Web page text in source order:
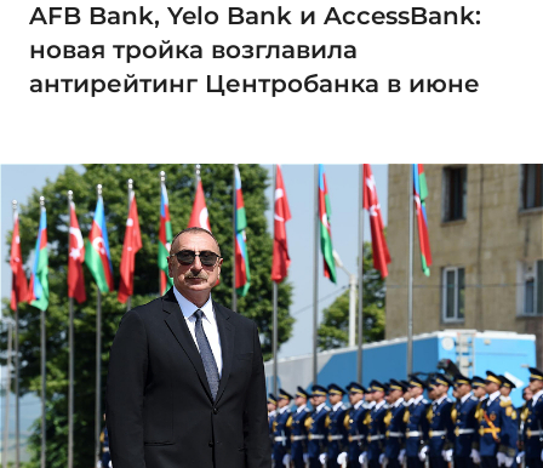
AFB Bank, Yelo Bank и AccessBank:
новая тройка возглавила
антирейтинг Центробанка в июне